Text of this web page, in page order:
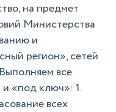
на предмет
Министерства
и
регион», сетей
все
и «под ключ»: 1.
всех